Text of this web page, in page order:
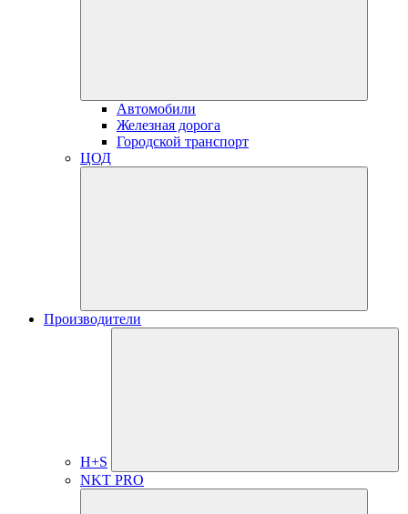
Автомобили
Железная дорога
Городской транспорт
ЦОД
Производители
H+S
NKT PRO